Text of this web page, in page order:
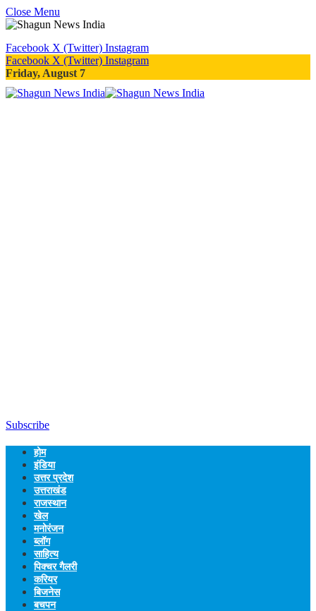
Close Menu
Facebook X (Twitter) Instagram
Facebook X (Twitter) Instagram
Friday, August 7
Subscribe
होम
इंडिया
उत्तर प्रदेश
उत्तराखंड
राजस्थान
खेल
मनोरंजन
ब्लॉग
साहित्य
पिक्चर गैलरी
करियर
बिजनेस
बचपन